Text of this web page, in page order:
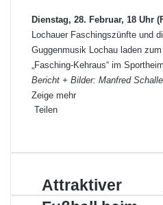
Dienstag, 28. Februar, 18 Uhr
Lochauer Faschingszünfte und
Guggenmusik Lochau laden
„Fasching-Kehraus“ im
Bericht + Bilder: Manfred
Zeige mehr
Teilen
c
o
n
e
d
n
e
r
a
s
A
i
e
p
u
k
e
A
t
Attraktiver